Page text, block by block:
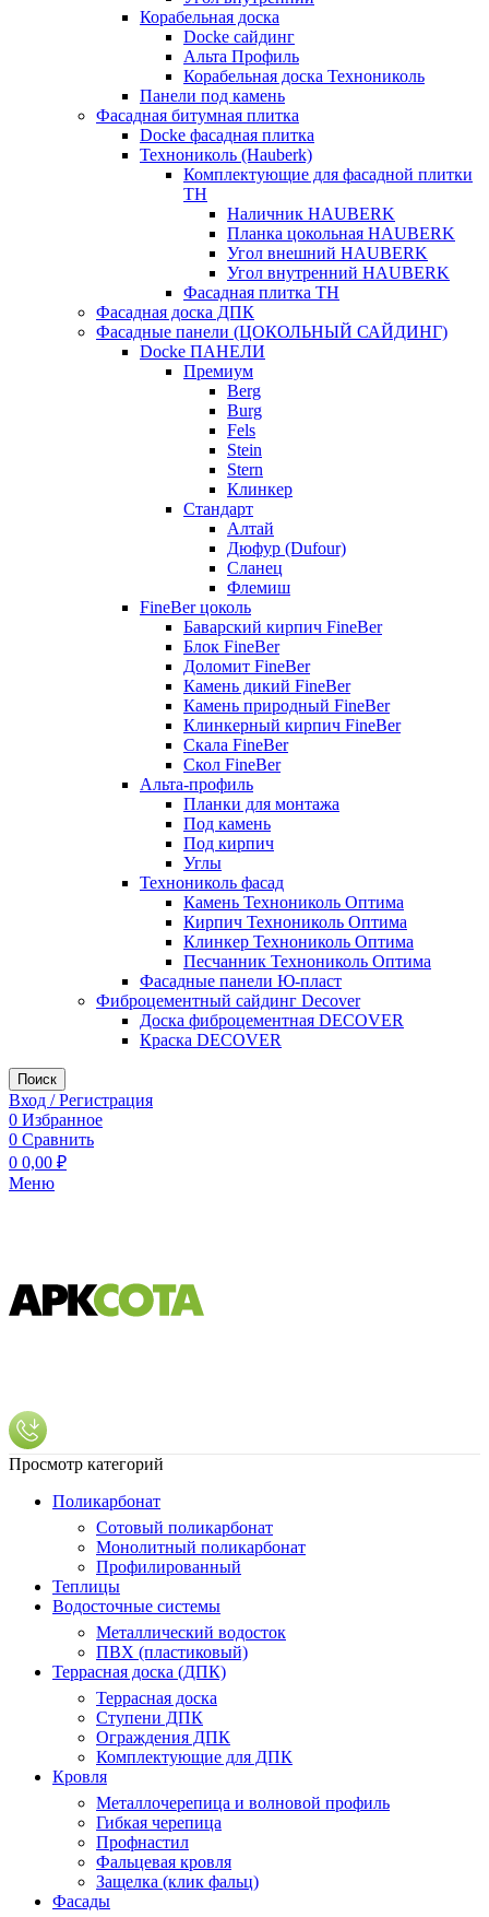
Корабельная доска
Docke сайдинг
Альта Профиль
Корабельная доска Технониколь
Панели под камень
Фасадная битумная плитка
Docke фасадная плитка
Технониколь (Hauberk)
Комплектующие для фасадной плитки
ТН
Наличник HAUBERK
Планка цокольная HAUBERK
Угол внешний HAUBERK
Угол внутренний HAUBERK
Фасадная плитка ТН
Фасадная доска ДПК
Фасадные панели (ЦОКОЛЬНЫЙ САЙДИНГ)
Docke ПАНЕЛИ
Премиум
Berg
Burg
Fels
Stein
Stern
Клинкер
Стандарт
Алтай
Дюфур (Dufour)
Сланец
Флемиш
FineBer цоколь
Баварский кирпич FineBer
Блок FineBer
Доломит FineBer
Камень дикий FineBer
Камень природный FineBer
Клинкерный кирпич FineBer
Скала FineBer
Скол FineBer
Альта-профиль
Планки для монтажа
Под камень
Под кирпич
Углы
Технониколь фасад
Камень Технониколь Оптима
Кирпич Технониколь Оптима
Клинкер Технониколь Оптима
Песчанник Технониколь Оптима
Фасадные панели Ю-пласт
Фиброцементный сайдинг Decover
Доска фиброцементная DECOVER
Краска DECOVER
Поиск
Вход / Регистрация
0 Избранное
0 Сравнить
0 0,00 ₽
Меню
Просмотр категорий
Поликарбонат
Сотовый поликарбонат
Монолитный поликарбонат
Профилированный
Теплицы
Водосточные системы
Металлический водосток
ПВХ (пластиковый)
Террасная доска (ДПК)
Террасная доска
Ступени ДПК
Ограждения ДПК
Комплектующие для ДПК
Кровля
Металлочерепица и волновой профиль
Гибкая черепица
Профнастил
Фальцевая кровля
Защелка (клик фальц)
Фасады